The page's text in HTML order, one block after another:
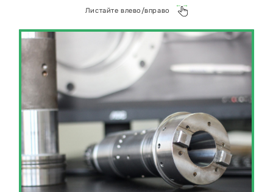
операций. Высококачественные цанги
гарантирует длительный срок службы и
стабильную работу даже при интенсивной
эксплуатации.
Отправьте ваш проект по производству цанг
для фрезера или задайте любой вопрос в наш
WhatsApp https://wa.me/+79268941500 или на
почту kp@металлэкспресс.рф.
Листайте влево/вправо